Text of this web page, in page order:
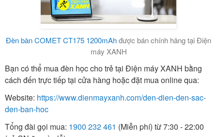
Đèn bàn COMET CT175 1200mAhđược bán chính hãng tại Điện
máy XANH
Bạn có thể mua đèn học cho trẻ tại Điện máy XANH bằng
cách đến trực tiếp tại cửa hàng hoặc đặt mua online qua:
Website: https://www.dienmayxanh.com/den-dien-den-sac-
den-ban-hoc
Tổng đài gọi mua: 1900 232 461 (Miễn phí) từ 7:30 - 22:00